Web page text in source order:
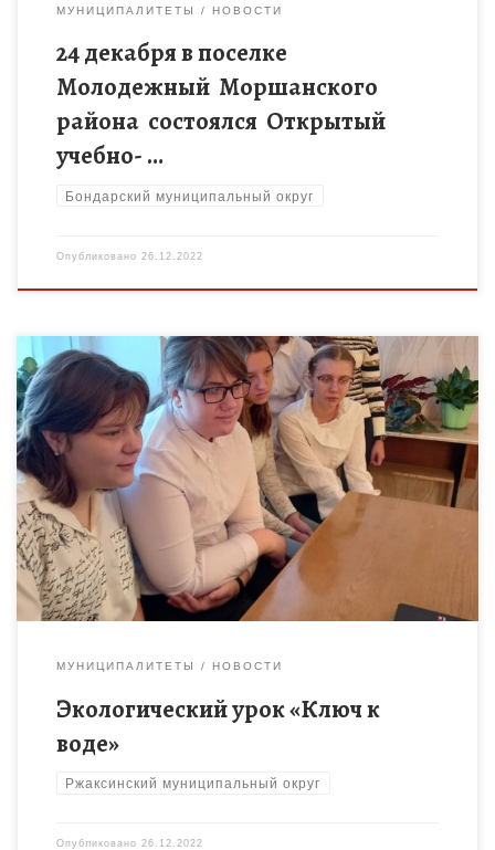
МУНИЦИПАЛИТЕТЫ НОВОСТИ
24 декабря в поселке
Молодежный Моршанского
района состоялся Открытый
учебно- …
Бондарский муниципальный округ
Опубликовано 26.12.2022
Филиал МБОУ « Ржаксинская сош №1 им.Н.М.Фролова» в
с.Лукино . Обучающиеся 8-9 классов приняли активное
участие в экологическом уроке «Ключ к воде».
МУНИЦИПАЛИТЕТЫ НОВОСТИ
Экологический урок «Ключ к
воде»
Ржаксинский муниципальный округ
Опубликовано 26.12.2022